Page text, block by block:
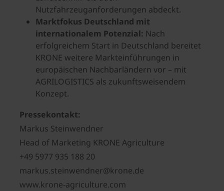
Nutzfahrzeuganforderungen abdeckt.
Marktfokus Deutschland mit
internationalem Potenzial: Nach
erfolgreichem Start in Deutschland bereitet
KRONE weitere Markteinführungen in
europäischen Nachbarländern vor – mit
AGRILOGISTICS als zukunftsweisendem
Konzept.
Pressekontakt:
Markus Steinwendner
Head of Marketing KRONE Agriculture
+49 5977 935 188 20
markus.steinwendner@krone.de
www.krone-agriculture.com